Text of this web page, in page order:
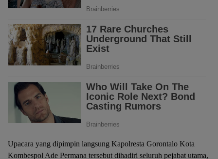
Upacara yang dipimpin langsung Kapolresta Gorontalo Kota
Kombespol Ade Permana tersebut dihadiri seluruh pejabat utama,